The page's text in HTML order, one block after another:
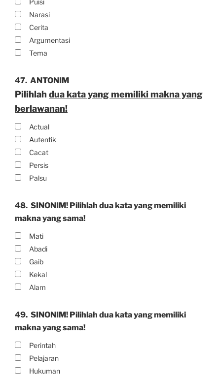
Puisi
Narasi
Cerita
Argumentasi
Tema
47. ANTONIM
Pilihlah dua kata yang memiliki makna yang
berlawanan!
Actual
Autentik
Cacat
Persis
Palsu
48. SINONIM! Pilihlah dua kata yang memiliki
makna yang sama!
Mati
Abadi
Gaib
Kekal
Alam
49. SINONIM! Pilihlah dua kata yang memiliki
makna yang sama!
Perintah
Pelajaran
Hukuman